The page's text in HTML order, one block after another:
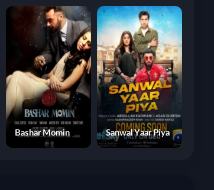
Sanwal Yaar Piya
Bashar Momin